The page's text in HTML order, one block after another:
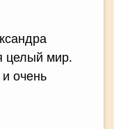
целый мир.
очень